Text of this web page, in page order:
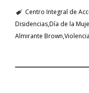
Centro Integral de
DisidenciasDía de la
Almirante Brown